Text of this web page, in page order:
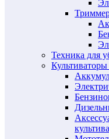
Техника для